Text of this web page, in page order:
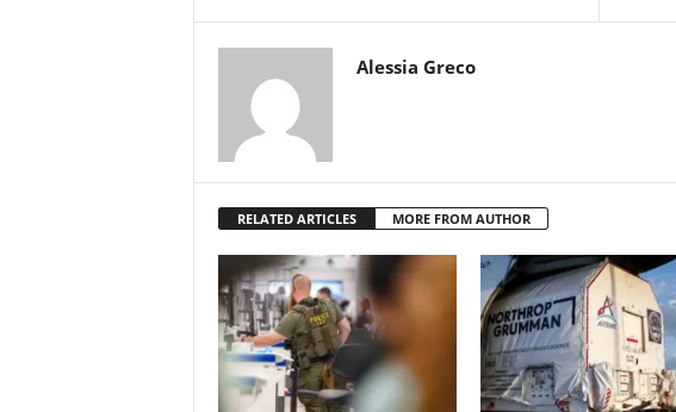
Alessia Greco
RELATED ARTICLES MORE FROM AUTHOR